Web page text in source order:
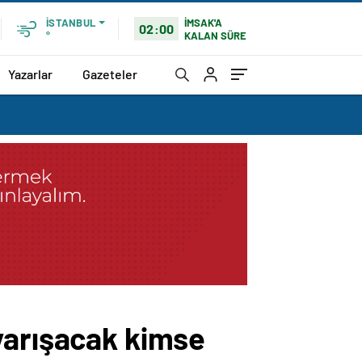
İSTANBUL
°
02:00
İMSAK'A
KALAN SÜRE
Yazarlar Gazeteler
kimse